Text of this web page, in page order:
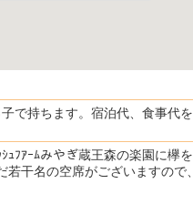
で持ちます。宿泊代、食事代を
ﾌｱｰﾑみやぎ蔵王森の楽園に欅を
干名の空席がございますので、